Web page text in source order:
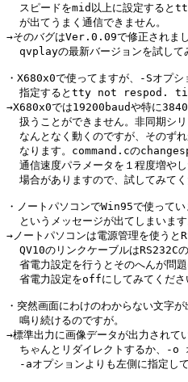
スピードをmid以上に設定すると
  が出てうまく通信できません。
→そのバグはVer.0.09で修正されまし
qvplayの最新バージョンを試して
・X680x0で使ってますが、-Sオプ
指定するとtty not respod.
→X680x0では19200baudや特に
扱うことができません。非同期シ
なんとなく動くのですが、そのず
なります。command.cの
通信速度パラメータを１程度増や
場合がありますので、試してみてく
・ノートパソコンでWin95で使
というメッセージが出てしまいます
→ノートパソコンは電源管理を使うと
QV10のリンクケーブルはRS232C
省電力設定を行うとそのへんが問
省電力設定をoffにしてみてくださ
・突然画面にわけのわからない文字
  鳴り続けるのですが。
→標準出力に画像データが出力されて
ちゃんとリダイレクトするか、-o
-aオプションよりも左側に指定して